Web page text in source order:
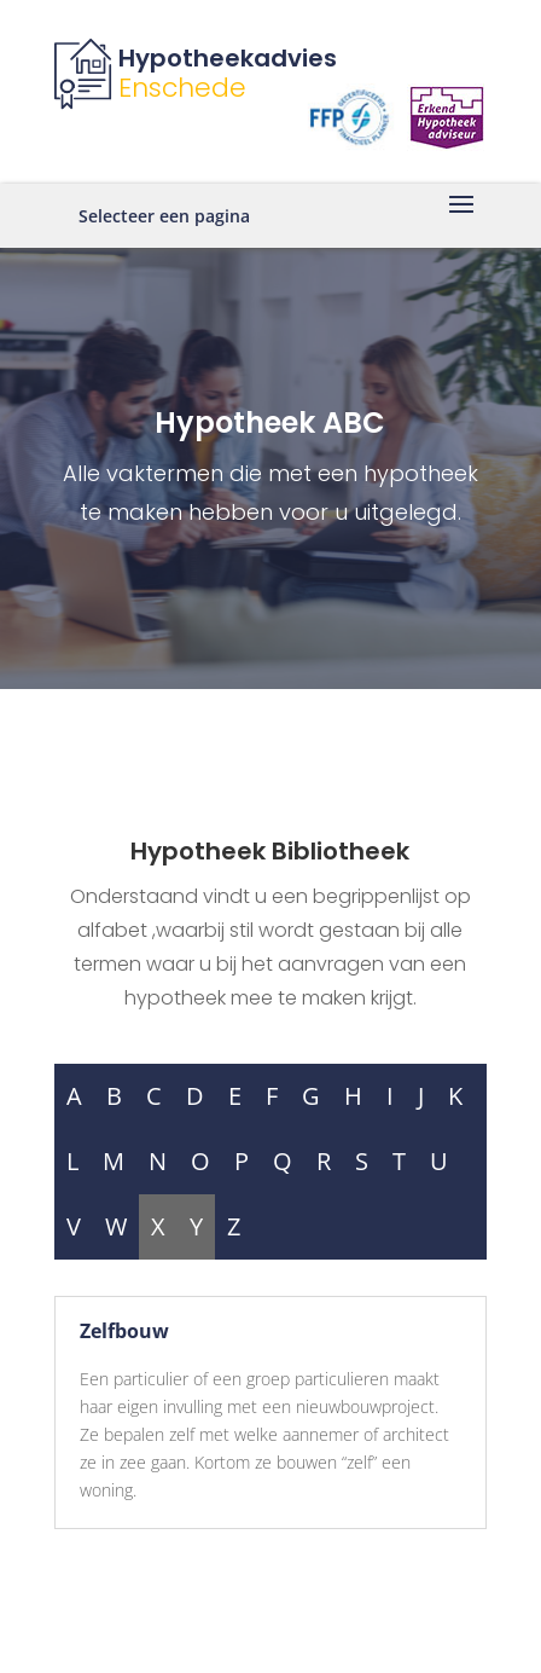
Hypotheekadvies
Enschede
Selecteer een pagina
Hypotheek ABC
Alle vaktermen die met een hypotheek
te maken hebben voor u uitgelegd.
Hypotheek Bibliotheek
Onderstaand vindt u een begrippenlijst op
alfabet ,waarbij stil wordt gestaan bij alle
termen waar u bij het aanvragen van een
hypotheek mee te maken krijgt.
A B C D E F G H I J
K
L
M N O P Q R S T
U
V
W X Y Z
Zelfbouw
Een particulier of een groep particulieren maakt
haar eigen invulling met een nieuwbouwproject.
Ze bepalen zelf met welke aannemer of architect
ze in zee gaan. Kortom ze bouwen “zelf” een
woning.